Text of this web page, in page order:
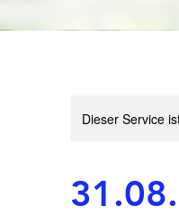
Dieser Service